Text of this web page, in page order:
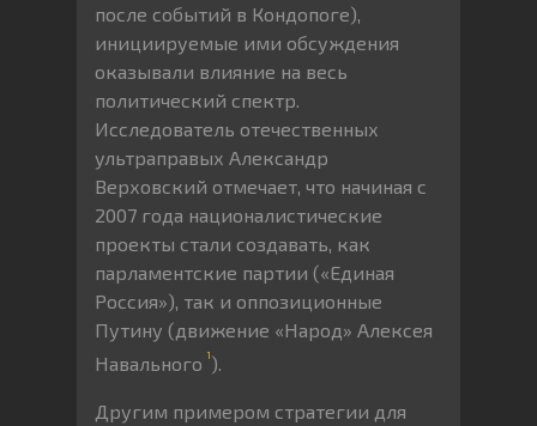
после событий в Кондопоге),
инициируемые ими обсуждения
оказывали влияние на весь
политический спектр.
Исследователь отечественных
ультраправых Александр
Верховский отмечает, что начиная с
2007 года националистические
проекты стали создавать, как
парламентские партии («Единая
Россия»), так и оппозиционные
Путину (движение «Народ» Алексея
Навального 1 ).
Другим примером стратегии для